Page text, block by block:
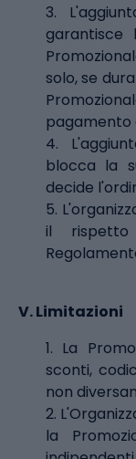
3.
garantisce
solo, se
pagamento
4.
blocca la
decide
5.
il rispetto
V.Limitazioni
1. La
sconti,
non
2.
la